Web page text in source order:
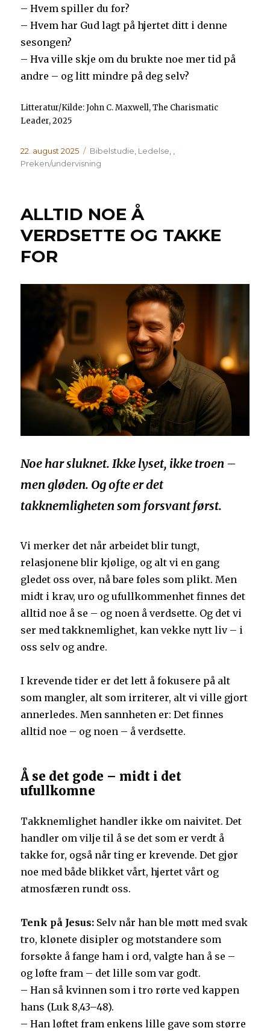
– Hvem spiller du for?
– Hvem har Gud lagt på hjertet ditt i denne
sesongen?
– Hva ville skje om du brukte noe mer tid på
andre – og litt mindre på deg selv?
Litteratur/Kilde: John C. Maxwell, The Charismatic
Leader, 2025
Publisert
22. august 2025 Kategorier
Bibelstudie Ledelse
Preken/undervisning
ALLTID NOE Å
VERDSETTE OG TAKKE
FOR
Noe har sluknet. Ikke lyset, ikke troen –
men gløden. Og ofte er det
takknemligheten som forsvant først.
Vi merker det når arbeidet blir tungt,
relasjonene blir kjølige, og alt vi en gang
gledet oss over, nå bare føles som plikt. Men
midt i krav, uro og ufullkommenhet finnes det
alltid noe å se – og noen å verdsette. Og det vi
ser med takknemlighet, kan vekke nytt liv – i
oss selv og andre.
I krevende tider er det lett å fokusere på alt
som mangler, alt som irriterer, alt vi ville gjort
annerledes. Men sannheten er: Det finnes
alltid noe – og noen – å verdsette.
Å se det gode – midt i det
ufullkomne
Takknemlighet handler ikke om naivitet. Det
handler om vilje til å se det som er verdt å
takke for, også når ting er krevende. Det gjør
noe med både blikket vårt, hjertet vårt og
atmosfæren rundt oss.
Tenk på Jesus: Selv når han ble møtt med svak
tro, klønete disipler og motstandere som
forsøkte å fange ham i ord, valgte han å se –
og løfte fram – det lille som var godt.
– Han så kvinnen som i tro rørte ved kappen
hans (Luk 8,43–48).
– Han løftet fram enkens lille gave som større